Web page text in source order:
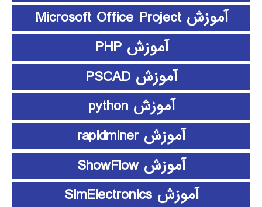
آموزش Microsoft Office Project
آموزش PHP
آموزش PSCAD
آموزش python
آموزش rapidminer
آموزش ShowFlow
آموزش SimElectronics